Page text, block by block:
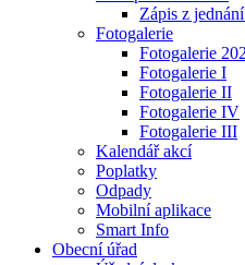
Zápis z
Fotogalerie
Fotogalerie
Fotogalerie I
Fotogalerie II
Fotogalerie IV
Fotogalerie III
Kalendář akcí
Poplatky
Odpady
Mobilní aplikace
Smart Info
Obecní úřad